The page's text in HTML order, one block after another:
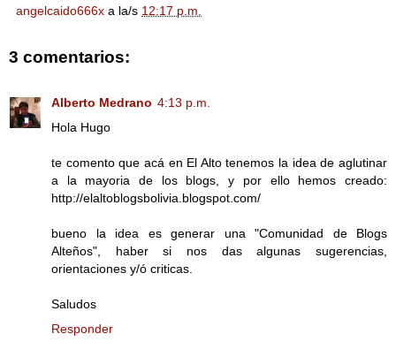
angelcaido666x a la/s 12:17 p.m.
3 comentarios:
Alberto Medrano 4:13 p.m.
Hola Hugo
te comento que acá en El Alto tenemos la idea de aglutinar
a la mayoria de los blogs, y por ello hemos creado:
http://elaltoblogsbolivia.blogspot.com/
bueno la idea es generar una "Comunidad de Blogs
Alteños", haber si nos das algunas sugerencias,
orientaciones y/ó criticas.
Saludos
Responder